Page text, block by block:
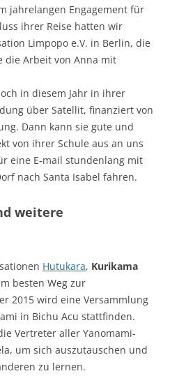
jahrelangen Engagement für
ihrer Reise hatten wir
Limpopo e.V. in Berlin, die
die Arbeit von Anna mit
in diesem Jahr in ihrer
über Satellit, finanziert von
Dann kann sie gute und
von ihrer Schule aus an uns
eine E-mail stundenlang mit
nach Santa Isabel fahren.
weitere
Hutukara, Kurikama
besten Weg zur
2015 wird eine Versammlung
in Bichu Acu stattfinden.
Vertreter aller Yanomami-
um sich auszutauschen und
zu lernen.